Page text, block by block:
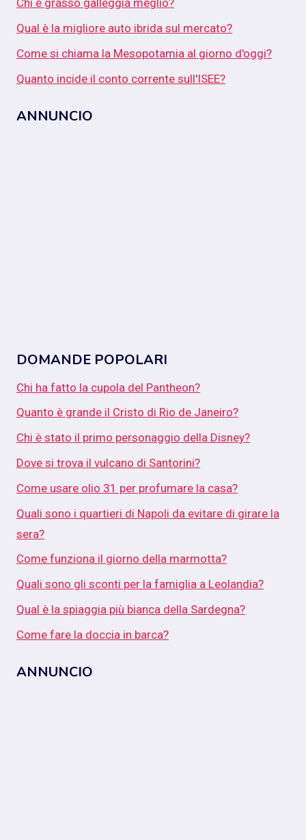
Chi è grasso galleggia meglio?
Qual è la migliore auto ibrida sul mercato?
Come si chiama la Mesopotamia al giorno d'oggi?
Quanto incide il conto corrente sull'ISEE?
ANNUNCIO
DOMANDE POPOLARI
Chi ha fatto la cupola del Pantheon?
Quanto è grande il Cristo di Rio de Janeiro?
Chi è stato il primo personaggio della Disney?
Dove si trova il vulcano di Santorini?
Come usare olio 31 per profumare la casa?
Quali sono i quartieri di Napoli da evitare di girare la
sera?
Come funziona il giorno della marmotta?
Quali sono gli sconti per la famiglia a Leolandia?
Qual è la spiaggia più bianca della Sardegna?
Come fare la doccia in barca?
ANNUNCIO